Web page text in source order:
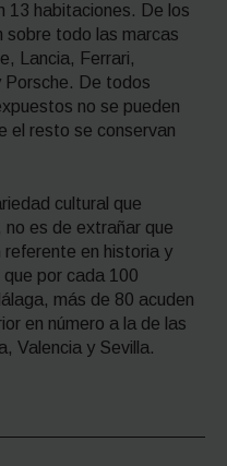
13 habitaciones. De los
todo las marcas
Lancia, Ferrari,
Porsche. De todos
no se pueden
el resto se conservan
cultural que
es de extrañar que
en historia y
por cada 100
más de 80 acuden
en número a la de las
Valencia y Sevilla.